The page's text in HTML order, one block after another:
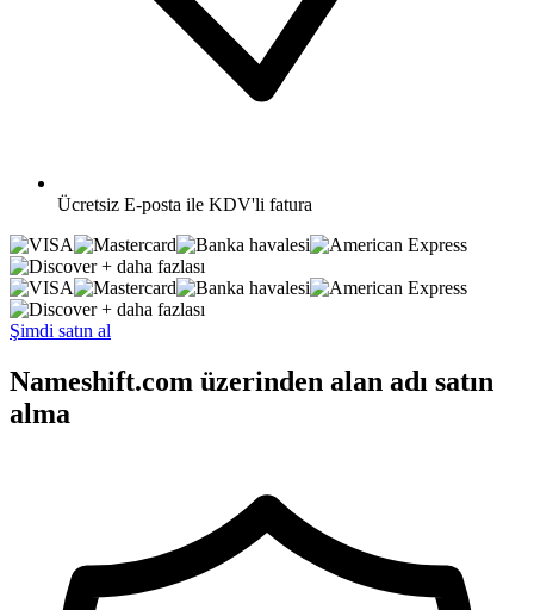
Ücretsiz E-posta ile KDV'li fatura
+ daha fazlası
+ daha fazlası
Şimdi satın al
Nameshift.com üzerinden alan adı satın
alma